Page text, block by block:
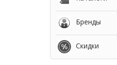
Бренды
Скидки